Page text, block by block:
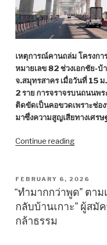
เหตุการณ์คานถล่ม โครงกา
หมายเลข 82 ช่วงเอกชัย-
จ.สมุทรสาคร เมื่อวันที่ 15
2 ราย การจราจรบนถนนพ
ติดขัดเป็นคอขวดเพราะช่อ
มาซึ่งความสูญเสียทางเศร
Continue reading
พระราม
ที่
2
ชะงัก
POSTED
ON
FEBRUARY 6, 2026
“ทำมากกว่าพูด” ต
กลับบ้านเกาะ” ผู้สมั
กล้าธรรม